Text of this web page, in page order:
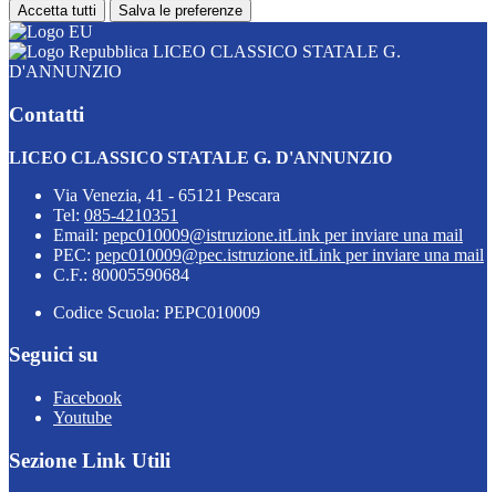
Accetta tutti Salva le preferenze
LICEO CLASSICO STATALE G.
D'ANNUNZIO
Contatti
LICEO CLASSICO STATALE G. D'ANNUNZIO
Via Venezia, 41 - 65121 Pescara
Tel: 085-4210351
Email: pepc010009@istruzione.itLink per inviare una mail
PEC: pepc010009@pec.istruzione.itLink per inviare una mail
C.F.: 80005590684
Codice Scuola: PEPC010009
Seguici su
Facebook
Youtube
Sezione Link Utili